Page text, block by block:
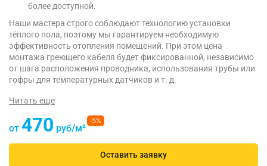
более доступной.
Наши мастера строго соблюдают технологию установки
тёплого пола, поэтому мы гарантируем необходимую
эффективность отопления помещений. При этом цена
монтажа греющего кабеля будет фиксированной, независимо
от шага расположения проводника, использования трубы или
гофры для температурных датчиков и т. д.
Читать еще
от 470 руб/м²
-5%
Оставить заявку